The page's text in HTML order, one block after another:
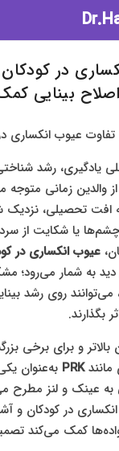
در
عیوب انکساری
یادگیری، رشد
زمانی متوجه
افت تحصیلی،
یا شکایت از
عیوب انکساری در
به شمار می‌رود؛
روی رشد
بگذارند.
و برای برخی
مانندPRK به‌عنوان
به عینک و لنز مطرح
انکساری در کودکان و
کمک می‌کند